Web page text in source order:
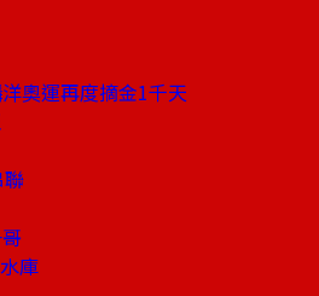
奧運再度摘金1千天
庫